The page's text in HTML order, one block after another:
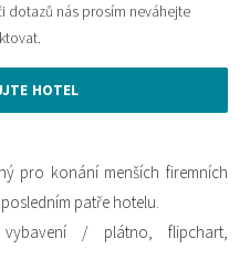
dotazů nás prosím neváhejte
HOTEL
pro konání menších firemních
patře hotelu.
vybavení / plátno, flipchart,